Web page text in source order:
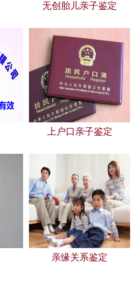
无创胎儿亲子鉴定
上户口亲子鉴定
亲缘关系鉴定